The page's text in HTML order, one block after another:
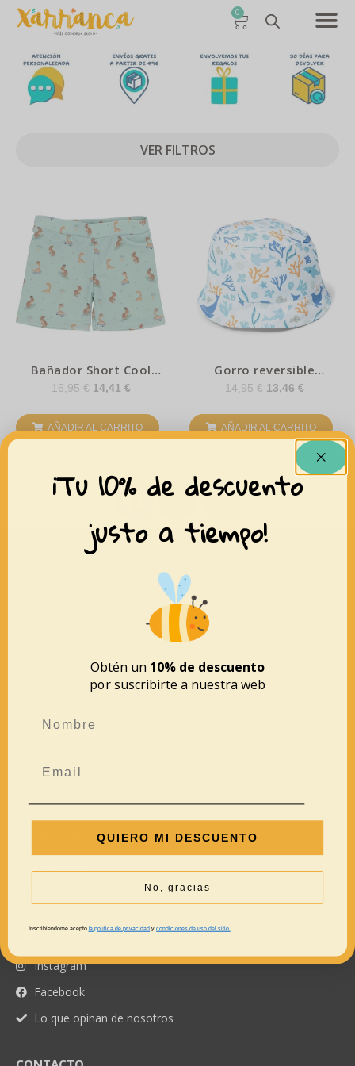
0
VER FILTROS
Bañador Short Cool
Dinos
16,95€ 14,41 €
AÑADIR AL CARRITO
Gorro reversible
Rayas/Ocean azul –
Little Dutch
14,95€ 13,46 €
AÑADIR AL CARRITO
MÁS INFORMACIÓN
Devoluciones y reembolsos
REDES SOCIALES
Instagram
Facebook
Lo que opinan de nosotros
¡Tu 10% de descuento
justo a tiempo!
Obtén un 10% de descuento
por suscribirte a nuestra web
QUIERO MI DESCUENTO
No, gracias
Inscribiéndome acepto la política de privacidad ycondiciones de uso del sitio.